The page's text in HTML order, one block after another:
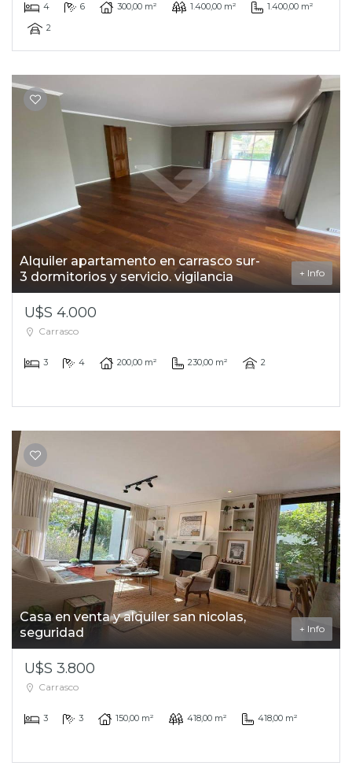
4 6 300,00 m² 1.400,00 m²
1.400,00 m²
2
Alquiler apartamento en carrasco sur-
3 dormitorios y servicio. vigilancia
+ Info
U$S 4.000
Carrasco
3 4 200,00 m² 230,00 m² 2
Casa en venta y alquiler san nicolas,
seguridad
+ Info
U$S 3.800
Carrasco
3 3 150,00 m² 418,00 m² 418,00 m²